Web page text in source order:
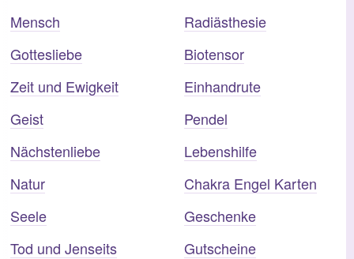
Mensch
Gottesliebe
Zeit und Ewigkeit
Geist
Nächstenliebe
Natur
Seele
Tod und Jenseits
Radiästhesie
Biotensor
Einhandrute
Pendel
Lebenshilfe
Chakra Engel Karten
Geschenke
Gutscheine